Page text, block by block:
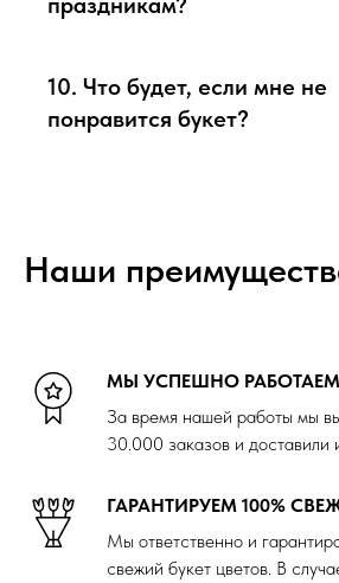
10. Что будет, если мне не
понравится букет?
Наши
МЫ УСПЕШНО РАБОТАЕМ
За время нашей работы мы
30.000 заказов и доставили
ГАРАНТИРУЕМ 100%
Мы ответственно и
свежий букет цветов. В